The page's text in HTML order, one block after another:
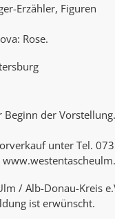
Erzähler, Figuren
Rose.
der
unter Tel.
/ Alb-Donau-Kreis
ist erwünscht.